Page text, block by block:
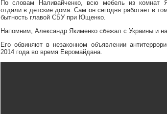
По словам Наливайченко, всю мебель из комнат
отдали в детские дома. Сам он сегодня работает в
бытность главой СБУ при Ющенко.
Напомним, Александр Якименко сбежал с Украины и
Его обвиняют в незаконном объявлении
2014 года во время Евромайдана.